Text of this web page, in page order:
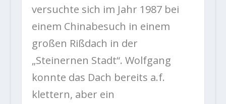
versuchte sich im Jahr 1987 bei
einem Chinabesuch in einem
großen Rißdach in der
„Steinernen Stadt“. Wolfgang
konnte das Dach bereits a.f.
klettern, aber ein